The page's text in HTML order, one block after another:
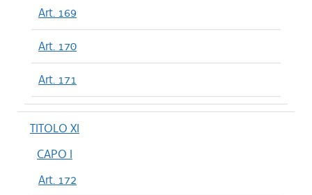
Art. 169
Art. 170
Art. 171
TITOLO XI
CAPO I
Art. 172